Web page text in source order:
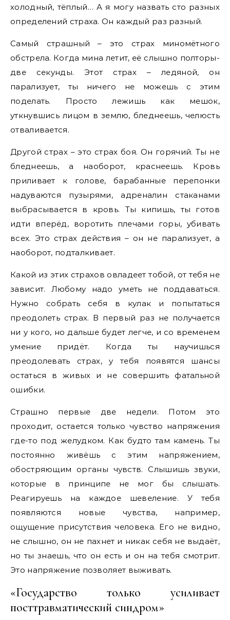
холодный, тёплый… А я могу назвать сто разных
определений страха. Он каждый раз разный.
Самый страшный – это страх миномётного
обстрела. Когда мина летит, её слышно полторы-
две секунды. Этот страх – ледяной, он
парализует, ты ничего не можешь с этим
поделать. Просто лежишь как мешок,
уткнувшись лицом в землю, бледнеешь, челюсть
отваливается.
Другой страх – это страх боя. Он горячий. Ты не
бледнеешь, а наоборот, краснеешь. Кровь
приливает к голове, барабанные перепонки
надуваются пузырями, адреналин стаканами
выбрасывается в кровь. Ты кипишь, ты готов
идти вперёд, воротить плечами горы, убивать
всех. Это страх действия – он не парализует, а
наоборот, подталкивает.
Какой из этих страхов овладеет тобой, от тебя не
зависит. Любому надо уметь не поддаваться.
Нужно собрать себя в кулак и попытаться
преодолеть страх. В первый раз не получается
ни у кого, но дальше будет легче, и со временем
умение придёт. Когда ты научишься
преодолевать страх, у тебя появятся шансы
остаться в живых и не совершить фатальной
ошибки.
Страшно первые две недели. Потом это
проходит, остается только чувство напряжения
где-то под желудком. Как будто там камень. Ты
постоянно живёшь с этим напряжением,
обостряющим органы чувств. Слышишь звуки,
которые в принципе не мог бы слышать.
Реагируешь на каждое шевеление. У тебя
появляются новые чувства, например,
ощущение присутствия человека. Его не видно,
не слышно, он не пахнет и никак себя не выдаёт,
но ты знаешь, что он есть и он на тебя смотрит.
Это напряжение позволяет выживать.
«Государство только усиливает
посттравматический синдром»